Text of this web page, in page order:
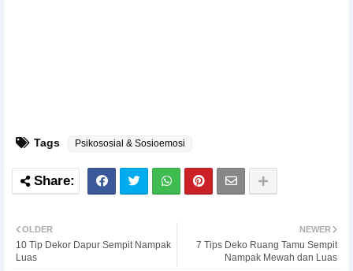
Tags Psikososial & Sosioemosi
NEWER
7 Tips Deko Ruang Tamu Sempit
Nampak Mewah dan Luas
OLDER
10 Tip Dekor Dapur Sempit Nampak
Luas